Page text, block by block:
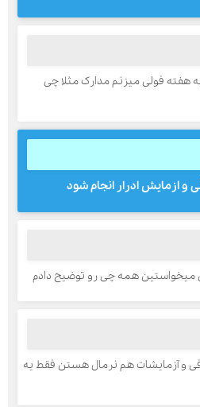
فولی میزنم مدارک مثلا چی
ادرار انجام شود
همه چی رو توضیح دادم
هم نرمال هستن فقط یه